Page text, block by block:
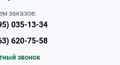
заказов:
035-13-34
620-75-58
звонок